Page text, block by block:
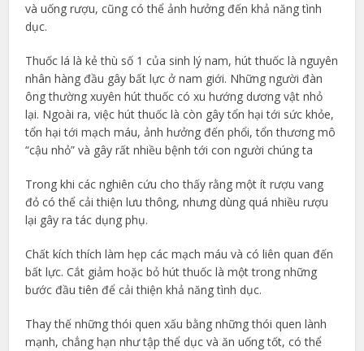
và uống rượu, cũng có thể ảnh hưởng đến khả năng tình
dục.
Thuốc lá là kẻ thù số 1 của sinh lý nam, hút thuốc là nguyên
nhân hàng đầu gây bất lực ở nam giới. Những người đàn
ông thường xuyên hút thuốc có xu hướng dương vật nhỏ
lại. Ngoài ra, việc hút thuốc là còn gây tổn hại tới sức khỏe,
tổn hại tới mạch máu, ảnh hưởng đến phổi, tổn thương mô
“cậu nhỏ” và gây rất nhiều bệnh tới con người chúng ta
Trong khi các nghiên cứu cho thấy rằng một ít rượu vang
đỏ có thể cải thiện lưu thông, nhưng dùng quá nhiều rượu
lại gây ra tác dụng phụ.
Chất kích thích làm hẹp các mạch máu và có liên quan đến
bất lực. Cắt giảm hoặc bỏ hút thuốc là một trong những
bước đầu tiên để cải thiện khả năng tình dục.
Thay thế những thói quen xấu bằng những thói quen lành
mạnh, chẳng hạn như tập thể dục và ăn uống tốt, có thể